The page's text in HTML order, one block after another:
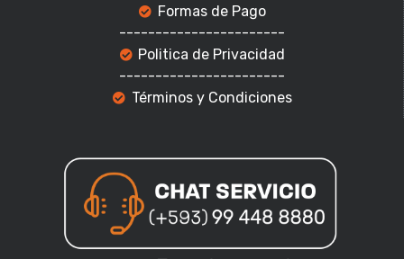
Formas de Pago
-----------------------
Politica de Privacidad
-----------------------
Términos y Condiciones